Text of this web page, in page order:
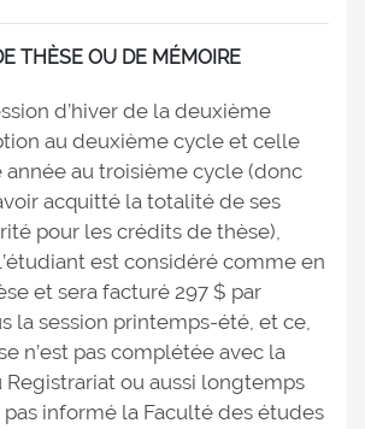
THÈSE OU DE MÉMOIRE
d’hiver de la deuxième
au deuxième cycle et celle
au troisième cycle (donc
acquitté la totalité de ses
pour les crédits de thèse),
est considéré comme en
et sera facturé 297 $ par
la session printemps-été, et ce,
n’est pas complétée avec la
Registrariat ou aussi longtemps
pas informé la Faculté des études